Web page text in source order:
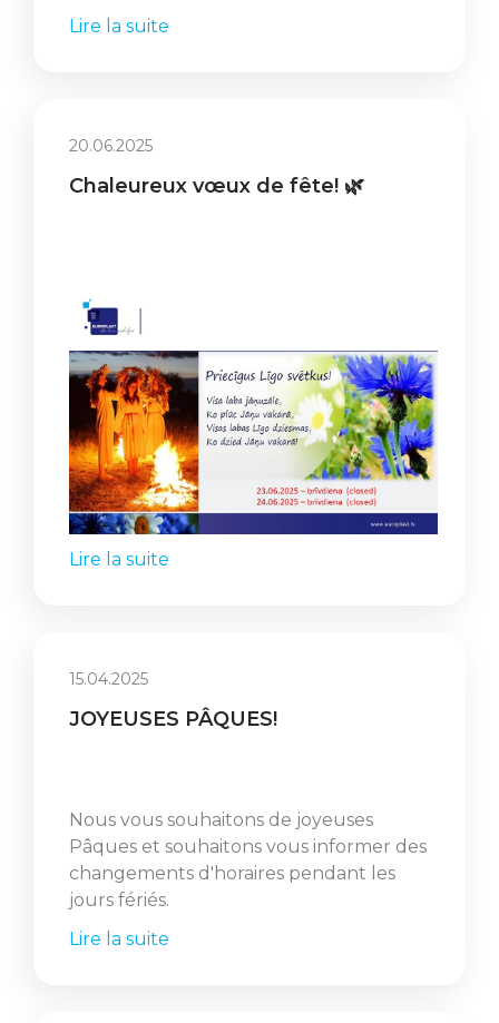
Lire la suite
20.06.2025
Chaleureux vœux de fête! 🌿
Lire la suite
15.04.2025
JOYEUSES PÂQUES!
Nous vous souhaitons de joyeuses
Pâques et souhaitons vous informer des
changements d'horaires pendant les
jours fériés.
Lire la suite